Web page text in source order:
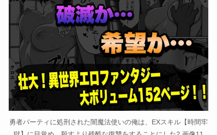
勇者パーティに処刑された闇魔法使いの俺は、EXスキル【時間牢